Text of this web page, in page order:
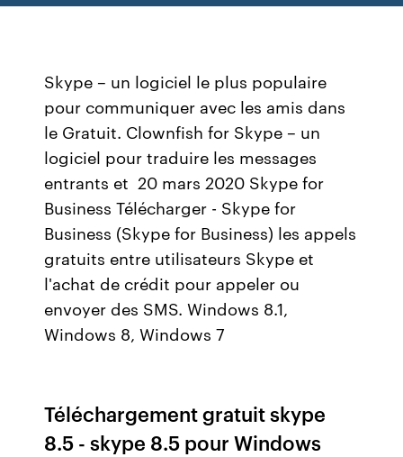
Skype – un logiciel le plus populaire
pour communiquer avec les amis dans
le Gratuit. Clownfish for Skype – un
logiciel pour traduire les messages
entrants et 20 mars 2020 Skype for
Business Télécharger - Skype for
Business (Skype for Business) les appels
gratuits entre utilisateurs Skype et
l'achat de crédit pour appeler ou
envoyer des SMS. Windows 8.1,
Windows 8, Windows 7
Téléchargement gratuit skype
8.5 - skype 8.5 pour Windows